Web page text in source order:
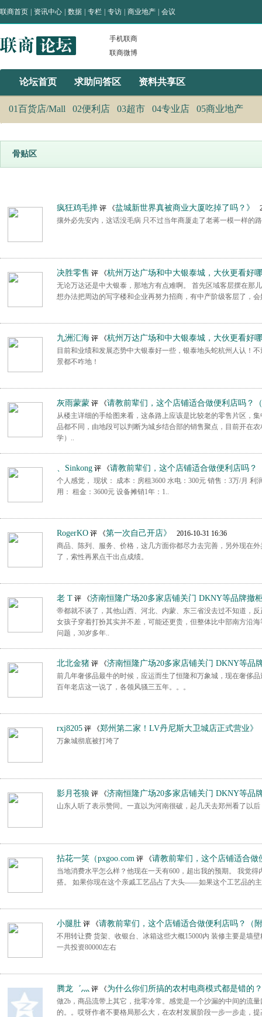
联商首页 资讯中心 数据 专栏 专访 商业地产 会议
手机联商
联商微博
论坛首页 求助问答区 资料共享区
01百货店/Mall 02便利店 03超市 04专业店 05商业地产
骨贴区
疯狂鸡毛掸 评 《盐城新世界真被商业大厦吃掉了吗？》
攘外必先安内，这话没毛病 只不过当年商厦走了老蒋一模一样的
决胜零售 评 《杭州万达广场和中大银泰城，大伙更看好
无论万达还是中大银泰，那地方有点难啊。 首先区域客层摆在那
想办法把周边的写字楼和企业再努力招商，有中产阶级客层了，会
九洲汇海 评 《杭州万达广场和中大银泰城，大伙更看好
目前和业绩和发展态势中大银泰好一些，银泰地头蛇杭州人认！
景都不咋地！
灰雨蒙蒙 评 《请教前辈们，这个店铺适合做便利店吗？
从楼主详细的手绘图来看，这条路上应该是比较老的零售片区，
品都不同，由地段可以判断为城乡结合部的销售聚点，目前开在
学）..
、Sinkong 评 《请教前辈们，这个店铺适合做便利店吗？
个人感觉， 现状： 成本：房租3600 水电：300元 销售：3万/月 利
用： 租金：3600元 设备摊销1年：1..
RogerKO 评 《第一次自己开店》
2016-10-31 16:36
商品、陈列、服务、价格，这几方面你都尽力去完善，另外现在
了，索性再累点干出点成绩。
老 T 评 《济南恒隆广场20多家店铺关门 DKNY等品牌撤
帝都就不谈了，其他山西、河北、内蒙、东三省没去过不知道，
女孩子穿着打扮其实并不差，可能还更贵，但整体比中部南方沿
问题，30岁多年..
北北金猪 评 《济南恒隆广场20多家店铺关门 DKNY等品
前几年奢侈品最牛的时候，应运而生了恒隆和万象城，现在奢侈
百年老店这一说了，各领风骚三五年。。。
rxj8205 评 《郑州第二家！LV丹尼斯大卫城店正式营业》
万象城彻底被打垮了
影月苍狼 评 《济南恒隆广场20多家店铺关门 DKNY等品
山东人听了表示赞同。一直以为河南很破，起几天去郑州看了以
拈花一笑（pxgoo.com 评 《请教前辈们，这个店铺适合
当地消费水平怎么样？他现在一天有600，超出我的预期。 我觉
搭。 如果你现在这个亲戚工艺品占了大头——如果这个工艺品的
小腿肚 评 《请教前辈们，这个店铺适合做便利店吗？（
不用转让费 货架、收银台、冰箱这些大概15000内 装修主要是墙
一共投资80000左右
腾龙゛灬 评 《为什么你们所搞的农村电商模式都是错的
做2b，商品流带上其它，批零冷常。感觉是一个沙漏的中间的流
的。。哎呀作者不要格局那么大，在农村发展阶段一步一步走，